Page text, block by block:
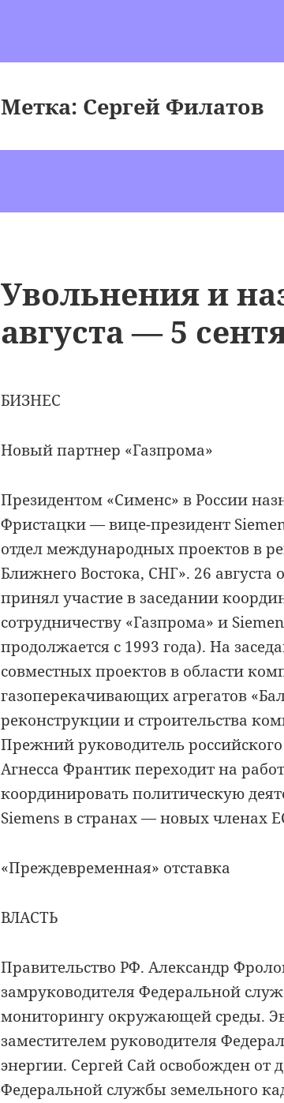
Метка: Сергей Филатов
Увольнения и
августа — 5
БИЗНЕС
Новый партнер «Газпрома»
Президентом «Сименс» в России
Фристацки — вице-президент
отдел международных проектов в
Ближнего Востока, СНГ». 26 августа
принял участие в заседании
сотрудничеству «Газпрома» и
продолжается с 1993 года). На
совместных проектов в области
газоперекачивающих агрегатов
реконструкции и строительства
Прежний руководитель
Агнесса Франтик переходит на
координировать политическую
Siemens в странах — новых членах
«Преждевременная» отставка
ВЛАСТЬ
Правительство РФ. Александр
замруководителя Федеральной
мониторингу окружающей среды.
заместителем руководителя
энергии. Сергей Сай освобожден от
Федеральной службы земельного